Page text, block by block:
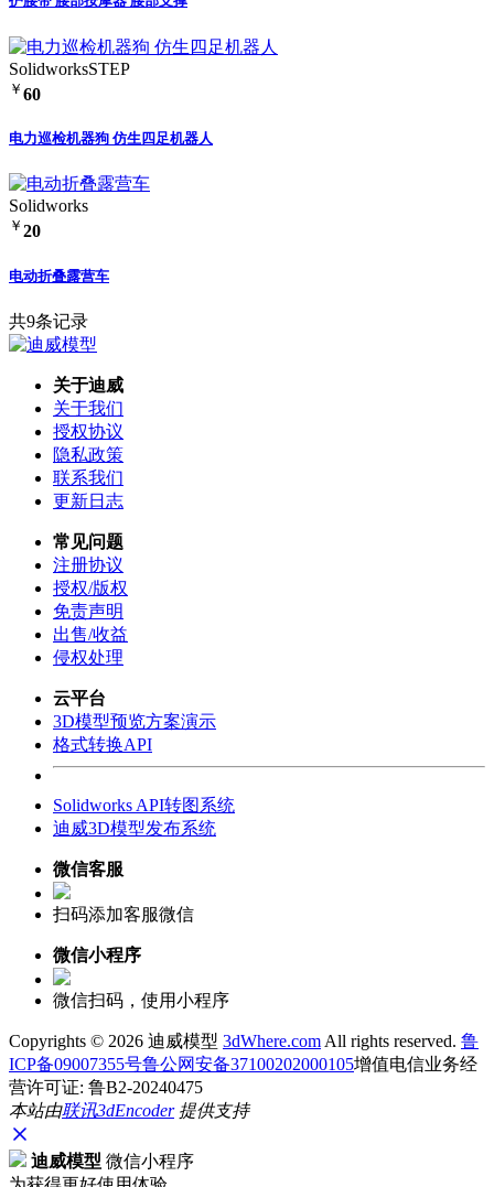
SolidworksSTEP
￥ 60
电力巡检机器狗 仿生四足机器人
Solidworks
￥ 20
电动折叠露营车
共9条记录
关于迪威
关于我们
授权协议
隐私政策
联系我们
更新日志
常见问题
注册协议
授权/版权
免责声明
出售/收益
侵权处理
云平台
3D模型预览方案演示
格式转换API
Solidworks API转图系统
迪威3D模型发布系统
微信客服
扫码添加客服微信
微信小程序
微信扫码，使用小程序
Copyrights © 2026 迪威模型 3dWhere.com All rights reserved. 鲁
ICP备09007355号鲁公网安备37100202000105增值电信业务经
营许可证: 鲁B2-20240475
本站由联讯3dEncoder提供支持
迪威模型 微信小程序